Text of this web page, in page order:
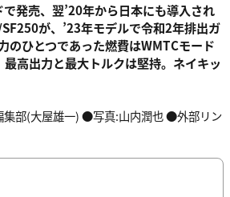
発売、翌’20年から日本にも導入され
が、’23年モデルで令和2年排出ガ
のひとつであった燃費はWMTCモード
高出力と最大トルクは堅持。ネイキッ
部(大屋雄一) ●写真:山内潤也 ●外部リン